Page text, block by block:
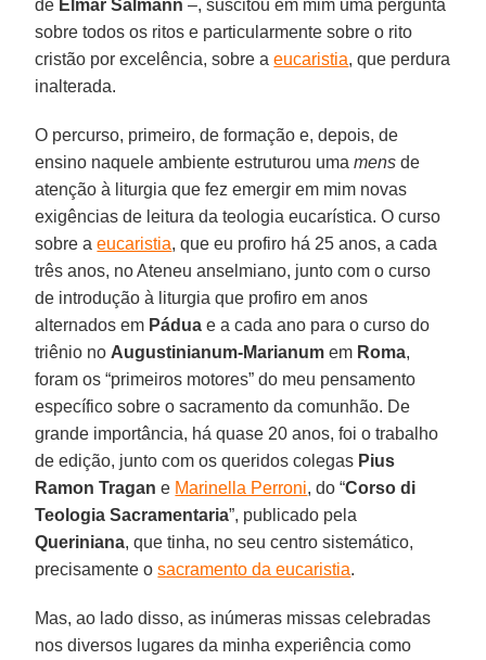
de Elmar Salmann –, suscitou em mim uma pergunta
sobre todos os ritos e particularmente sobre o rito
cristão por excelência, sobre aeucaristia, que perdura
inalterada.
O percurso, primeiro, de formação e, depois, de
ensino naquele ambiente estruturou umamens de
atenção à liturgia que fez emergir em mim novas
exigências de leitura da teologia eucarística. O curso
sobre aeucaristia, que eu profiro há 25 anos, a cada
três anos, no Ateneu anselmiano, junto com o curso
de introdução à liturgia que profiro em anos
alternados em Pádua e a cada ano para o curso do
triênio no Augustinianum-Marianum em Roma,
foram os “primeiros motores” do meu pensamento
específico sobre o sacramento da comunhão. De
grande importância, há quase 20 anos, foi o trabalho
de edição, junto com os queridos colegas Pius
Ramon Tragan e Marinella Perroni, do “Corso di
Teologia Sacramentaria”, publicado pela
Queriniana, que tinha, no seu centro sistemático,
precisamente osacramento da eucaristia.
Mas, ao lado disso, as inúmeras missas celebradas
nos diversos lugares da minha experiência como